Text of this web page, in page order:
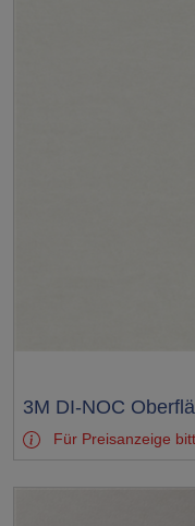
Test
3M DI-NOC
Für Preisanzeige